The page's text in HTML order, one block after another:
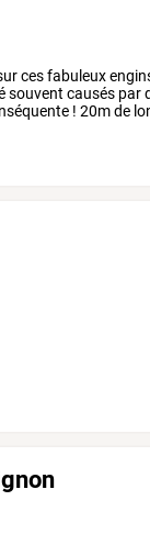
cesfabuleux
souvent causés par
! 20mde